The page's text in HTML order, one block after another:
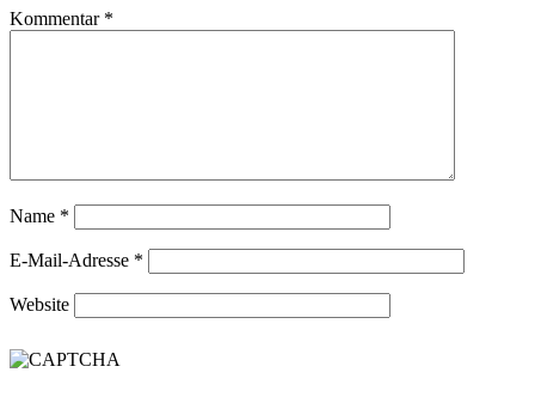
Kommentar *
Name *
E-Mail-Adresse *
Website